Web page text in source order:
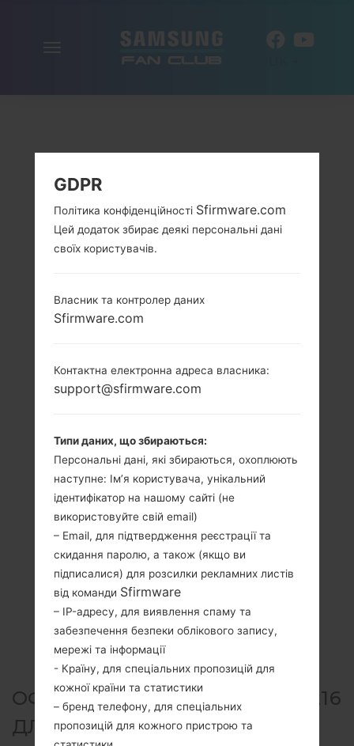
ОФІЦІЙНА ПРОШИВКА #292216
ДЛЯ SM-F7070 -
GDPR
Політика конфіденційності Sfirmware.com
Цей додаток збирає деякі персональні дані
своїх користувачів.
Власник та контролер даних
Sfirmware.com
Контактна електронна адреса власника:
support@sfirmware.com
Типи даних, що збираються:
Персональні дані, які збираються, охоплюють
наступне: Ім’я користувача, унікальний
ідентифікатор на нашому сайті (не
використовуйте свій email)
– Email, для підтвердження реєстрації та
скидання паролю, а також (якщо ви
підписалися) для розсилки рекламних листів
від команди Sfirmware
– IP-адресу, для виявлення спаму та
забезпечення безпеки облікового запису,
мережі та інформації
- Країну, для спеціальних пропозицій для
кожної країни та статистики
– бренд телефону, для спеціальних
пропозицій для кожного пристрою та